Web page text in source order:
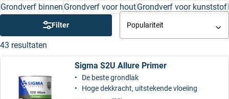
Grondverf binnen Grondverf voor houtGrondverf voor kunststof
Filter
43 resultaten
Populariteit
Sigma S2U Allure Primer
De beste grondlak
Hoge dekkracht, uitstekende vloeiing